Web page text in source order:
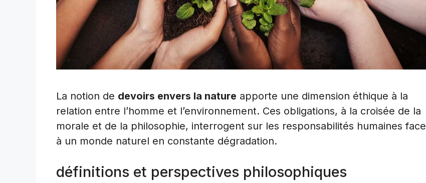
La notion de devoirs envers la nature apporte une dimension éthique à la
relation entre l’homme et l’environnement. Ces obligations, à la croisée de la
morale et de la philosophie, interrogent sur les responsabilités humaines face
à un monde naturel en constante dégradation.
définitions et perspectives philosophiques